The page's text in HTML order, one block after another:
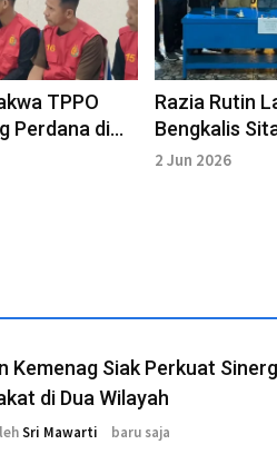
TPPO
Perdana di
Razia Rutin
Bengkalis
Barang
2 Jun 2026
Kemenag Siak Perkuat
di Dua Wilayah
Sri Mawarti baru saja